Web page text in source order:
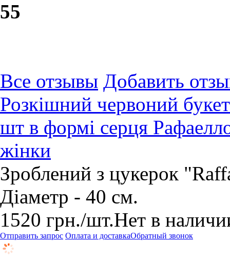
55
Все отзывы Добавить
Розкішний червоний
шт в формі серця
жінки
Зроблений з цукерок
Діаметр - 40 см.
1520 грн./шт.Нет в
Отправить запрос Оплата и доставкаОбратный звонок